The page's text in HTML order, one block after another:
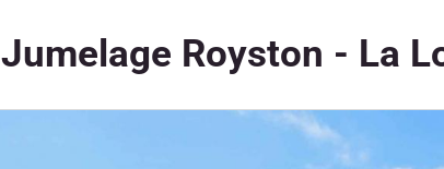
Jumelage Royston - La